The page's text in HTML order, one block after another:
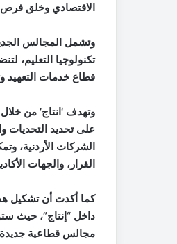
الاقتصادي وخلق فرص
وتشمل المجالس
تكنولوجيا التعليم،
قطاع خدمات التعهيد
وتهدف ‘انتاج’ من
على تحديد التحديات
الشركات الأردنية،
القرار، والجهات
كما أكدت أن تشكيل
داخل “إنتاج”، حيث
مجالس قطاعية جديدة